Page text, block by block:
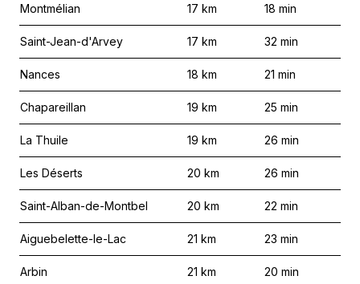
Montmélian 17 km 18 min
Saint-Jean-d'Arvey 17 km 32 min
Nances 18 km 21 min
Chapareillan 19 km 25 min
La Thuile 19 km 26 min
Les Déserts 20 km 26 min
Saint-Alban-de-Montbel 20 km 22 min
Aiguebelette-le-Lac 21 km 23 min
Arbin 21 km 20 min